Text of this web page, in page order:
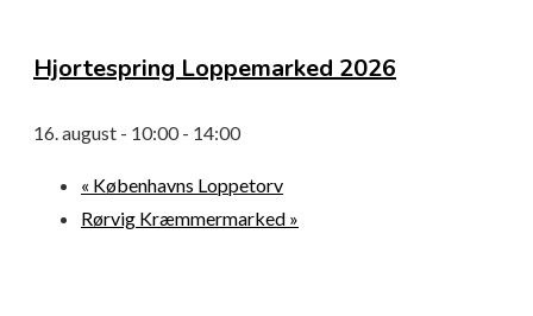
Hjortespring Loppemarked 2026
16. august - 10:00- 14:00
« Københavns Loppetorv
Rørvig Kræmmermarked »